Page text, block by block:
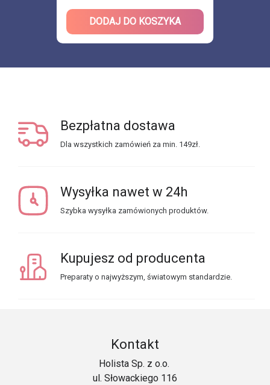
DODAJ DO KOSZYKA
Bezpłatna dostawa
Dla wszystkich zamówień za min. 149zł.
Wysyłka nawet w 24h
Szybka wysyłka zamówionych produktów.
Kupujesz od producenta
Preparaty o najwyższym, światowym standardzie.
Kontakt
Holista Sp. z o.o.
ul. Słowackiego 116